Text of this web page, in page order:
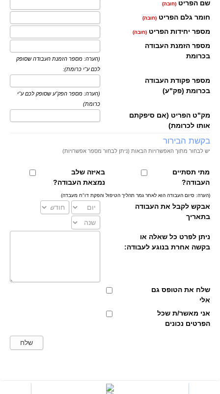
שם הפריט (חובה)
חומר גלם הפריט (חובה)
מספר יחידות הפריט (חובה)
מספר הזמנת העבודה
בכרומת
(הערה: מספר הזמנת העבודה שסופק
לכם ע"י כרומת):
מספר פקודת העבודה
בכרומת (פק"ע)
(הערה: מספר הפק"ע שסופק לכם ע"י
כרומת)
מק"ט הפריט (אם סיפקתם
אותו לכרומת)
בקשת הבירור
יש לבחור מתוך האפשרויות הבאות (ניתן לבחור מספר אפשרויות)
באיזה שלב
נמצאת העבודה?
מתי תסתיים
העבודה?
(הערה: סיום העבודה הוא לאחר גמר תהליך הטיפול והפקת דו"ח מעבדה)
אבקש לקבל את העבודה
בתאריך
ניתן לפרט כל שאלה או
בקשה אחרת בנוגע לעבודה:
שלח את הטופס גם
אלי
אני מאשר/ת שכל
הפרטים נכונים
שלח